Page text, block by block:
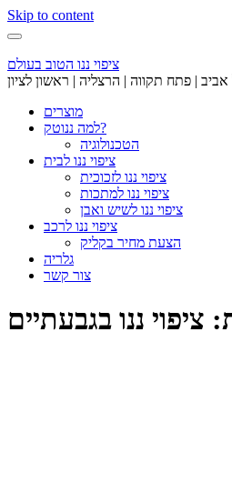
Skip to content
ציפוי ננו הטוב בעולם
| פתח תקווה | הרצליה | ראשון לציון
מוצרים
למה ננוטק?
הטכנולוגיה
ציפוי ננו לבית
ציפוי ננו לזכוכית
ציפוי ננו למתכות
ציפוי ננו לשיש ואבן
ציפוי ננו לרכב
הצעת מחיר בקליק
גלריה
צור קשר
ציפוי ננו בגבעתיים